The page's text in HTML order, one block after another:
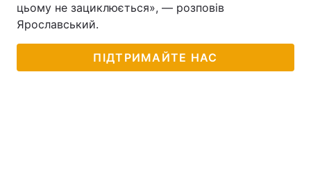
цьому не зациклюється», — розповів
Ярославський.
ПІДТРИМАЙТЕ НАС